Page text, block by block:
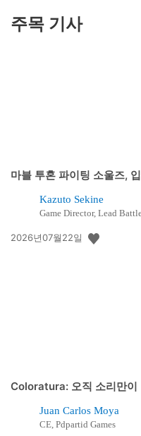
주목 기사
마블 투혼 파이팅 소울즈,
Kazuto Sekine
Game Director, Lead
공
2026년07월22일
Coloratura: 오직 소리만이
Juan Carlos Moya
CE, Pdpartid Games